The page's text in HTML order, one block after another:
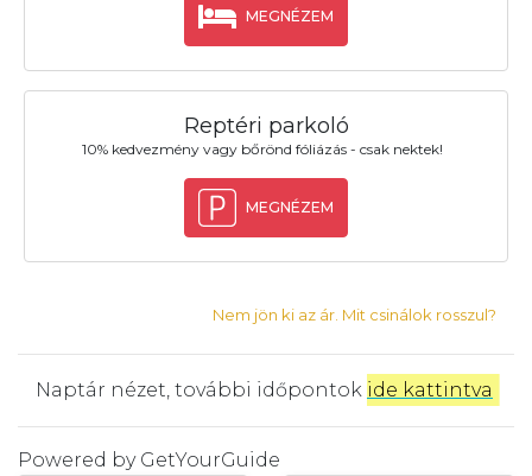
MEGNÉZEM
Reptéri parkoló
10% kedvezmény vagy bőrönd fóliázás - csak nektek!
MEGNÉZEM
Nem jön ki az ár. Mit csinálok rosszul?
Naptár nézet, további időpontok ide kattintva
Powered by GetYourGuide